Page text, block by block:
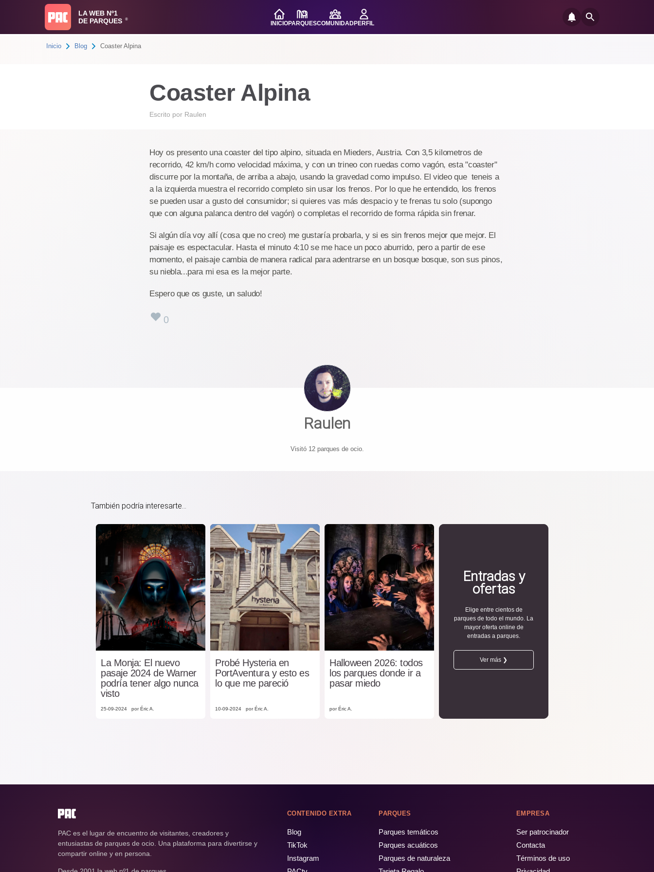
LA WEB Nº1
DE PARQUES
®
INICIOPARQUESCOMUNIDADPERFIL
Inicio Blog Coaster Alpina
Coaster Alpina
Escrito por Raulen
Hoy os presento una coaster del tipo alpino, situada en Mieders, Austria. Con 3,5 kilometros de
recorrido, 42 km/h como velocidad máxima, y con un trineo con ruedas como vagón, esta "coaster"
discurre por la montaña, de arriba a abajo, usando la gravedad como impulso. El video que teneis a
a la izquierda muestra el recorrido completo sin usar los frenos. Por lo que he entendido, los frenos
se pueden usar a gusto del consumidor; si quieres vas más despacio y te frenas tu solo (supongo
que con alguna palanca dentro del vagón) o completas el recorrido de forma rápida sin frenar.
Si algún día voy allí (cosa que no creo) me gustaría probarla, y si es sin frenos mejor que mejor. El
paisaje es espectacular. Hasta el minuto 4:10 se me hace un poco aburrido, pero a partir de ese
momento, el paisaje cambia de manera radical para adentrarse en un bosque bosque, son sus pinos,
su niebla...para mi esa es la mejor parte.
Espero que os guste, un saludo!
0
Raulen
Visitó 12 parques de ocio.
También podría interesarte...
La Monja: El nuevo
pasaje 2024 de Warner
podría tener algo nunca
visto
25-09-2024 por Éric A.
Probé Hysteria en
PortAventura y esto es
lo que me pareció
10-09-2024 por Éric A.
Halloween 2026: todos
los parques donde ir a
pasar miedo
por Éric A.
Entradas y
ofertas
Elige entre cientos de
parques de todo el mundo. La
mayor oferta online de
entradas a parques.
Ver más ❯
PAC es el lugar de encuentro de visitantes, creadores y
entusiastas de parques de ocio. Una plataforma para divertirse y
compartir online y en persona.
CONTENIDO EXTRA
Blog
TikTok
Instagram
PARQUES
Parques temáticos
Parques acuáticos
Parques de naturaleza
EMPRESA
Ser patrocinador
Contacta
Términos de uso